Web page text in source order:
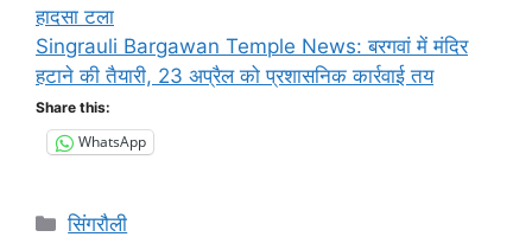
हादसा टला
Singrauli Bargawan Temple News: बरगवां में मंदिर
हटाने की तैयारी, 23 अप्रैल को प्रशासनिक कार्रवाई तय
Share this:
WhatsApp
Categories
सिंगरौली